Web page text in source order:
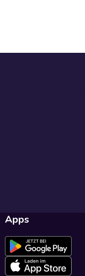
Apps